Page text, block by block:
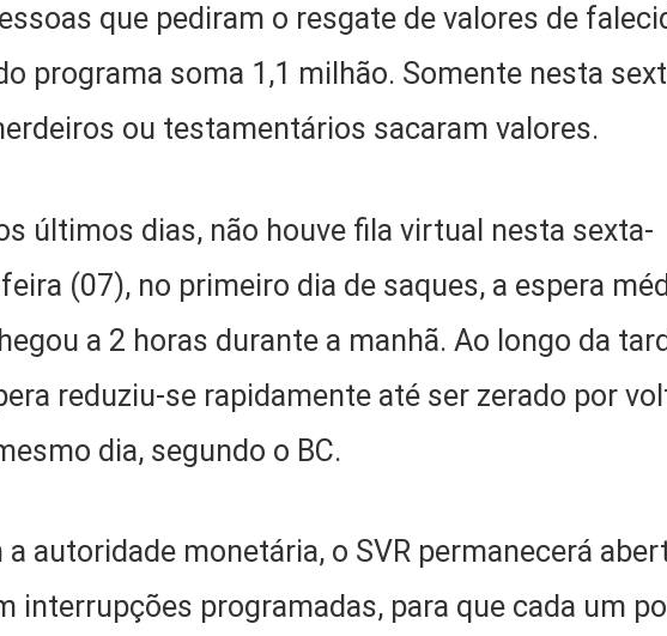
que pediram o resgate de valores de
programa soma 1,1 milhão. Somente nesta
ou testamentários sacaram valores.
últimos dias, não houve fila virtual nesta sexta-
(07), no primeiro dia de saques, a espera
a 2 horas durante a manhã. Ao longo da
reduziu-se rapidamente até ser zerado por
dia, segundo o BC.
a autoridade monetária, o SVR permanecerá
interrupções programadas, para que cada um